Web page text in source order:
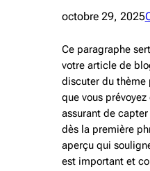
octobre 29, 2025
Ce paragraphe
votre article de
discuter du thème
que vous prévoyez
assurant de
dès la première
aperçu qui
est important et